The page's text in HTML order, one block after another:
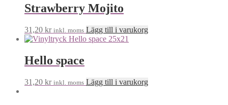
Strawberry Mojito
31,20 kr inkl. moms Lägg till i varukorg
Hello space
31,20 kr inkl. moms Lägg till i varukorg